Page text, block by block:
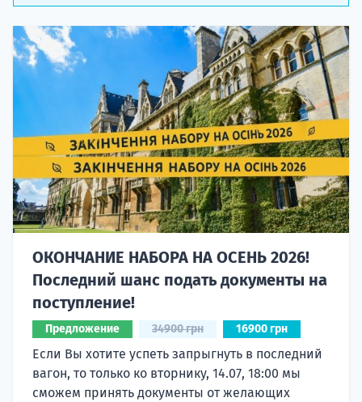
ОКОНЧАНИЕ НАБОРА НА ОСЕНЬ 2026!
Последний шанс подать документы на
поступление!
Предложение 34900 грн 16900 грн
Если Вы хотите успеть запрыгнуть в последний
вагон, то только ко вторнику, 14.07, 18:00 мы
сможем принять документы от желающих